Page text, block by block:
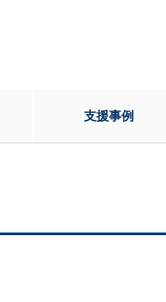
支援事例